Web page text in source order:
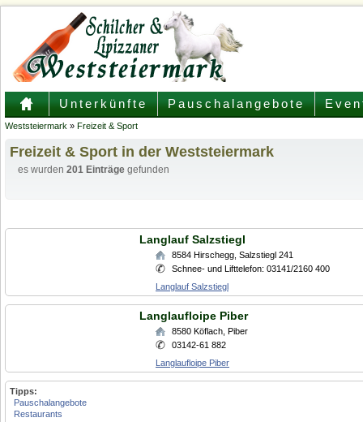
Unterkünfte Pauschalangebote
Weststeiermark » Freizeit & Sport
Freizeit & Sport in der Weststeiermark
es wurden 201 Einträge gefunden
Langlauf Salzstiegl
8584 Hirschegg Salzstiegl 241
Schnee- und Lifttelefon: 03141/2160 400
Langlauf Salzstiegl
Langlaufloipe Piber
8580 Köflach Piber
03142-61 882
Langlaufloipe Piber
Tipps:
Pauschalangebote
Restaurants